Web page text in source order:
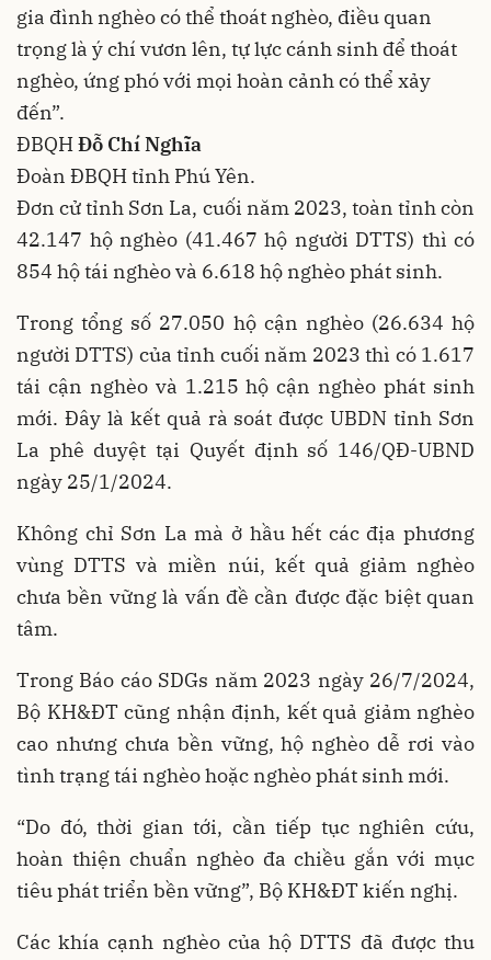
gia đình nghèo có thể thoát nghèo, điều quan
trọng là ý chí vươn lên, tự lực cánh sinh để thoát
nghèo, ứng phó với mọi hoàn cảnh có thể xảy
đến”.
ĐBQHĐỗ Chí Nghĩa
Đoàn ĐBQH tỉnh Phú Yên.
Đơn cử tỉnh Sơn La, cuối năm 2023, toàn tỉnh còn
42.147 hộ nghèo (41.467 hộ người DTTS) thì có
854 hộ tái nghèo và 6.618 hộ nghèo phát sinh.
Trong tổng số 27.050 hộ cận nghèo (26.634 hộ
người DTTS) của tỉnh cuối năm 2023 thì có 1.617
tái cận nghèo và 1.215 hộ cận nghèo phát sinh
mới. Đây là kết quả rà soát được UBDN tỉnh Sơn
La phê duyệt tại Quyết định số 146/QĐ-UBND
ngày 25/1/2024.
Không chỉ Sơn La mà ở hầu hết các địa phương
vùng DTTS và miền núi, kết quả giảm nghèo
chưa bền vững là vấn đề cần được đặc biệt quan
tâm.
Trong Báo cáo SDGs năm 2023 ngày 26/7/2024,
Bộ KH&ĐT cũng nhận định, kết quả giảm nghèo
cao nhưng chưa bền vững, hộ nghèo dễ rơi vào
tình trạng tái nghèo hoặc nghèo phát sinh mới.
“Do đó, thời gian tới, cần tiếp tục nghiên cứu,
hoàn thiện chuẩn nghèo đa chiều gắn với mục
tiêu phát triển bền vững”, Bộ KH&ĐT kiến nghị.
Các khía cạnh nghèo của hộ DTTS đã được thu